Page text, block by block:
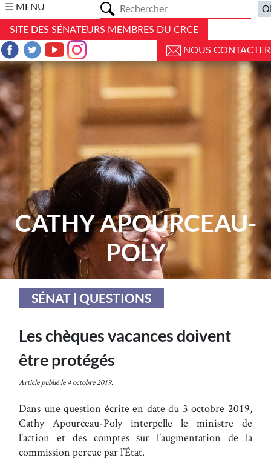
☰ MENU
SITE DES SÉNATEURS MEMBRES DU CRCE
NOUS CONTACTER
CATHY APOURCEAU-
POLY
SÉNAT | QUESTIONS
Les chèques vacances doivent
être protégés
Article publié le 4 octobre 2019.
Dans une question écrite en date du 3 octobre 2019,
Cathy Apourceau-Poly interpelle le ministre de
l’action et des comptes sur l’augmentation de la
commission perçue par l’État.